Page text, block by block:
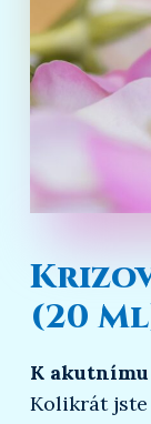
(20
K
Kolikrát